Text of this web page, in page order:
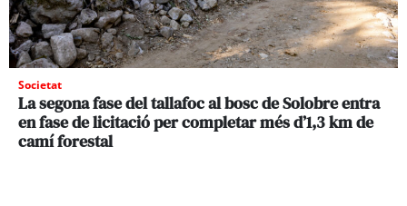
Societat
La segona fase del tallafoc al bosc de Solobre entra
en fase de licitació per completar més d’1,3 km de
camí forestal